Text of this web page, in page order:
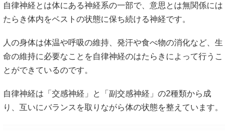
自律神経とは体にある神経系の一部で、意思とは無関係には
たらき体内をベストの状態に保ち続ける神経です。
人の身体は体温や呼吸の維持、発汗や食べ物の消化など、生
命の維持に必要なことを自律神経のはたらきによって行うこ
とができているのです。
自律神経は「交感神経」と「副交感神経」の2種類から成
り、互いにバランスを取りながら体の状態を整えています。